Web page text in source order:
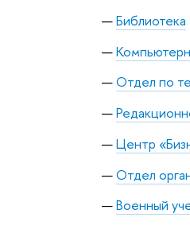
Библиотека
Отдел по
Центр
Отдел
Военный